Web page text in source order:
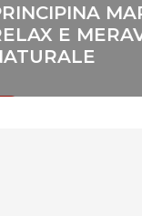
MARE - TRA